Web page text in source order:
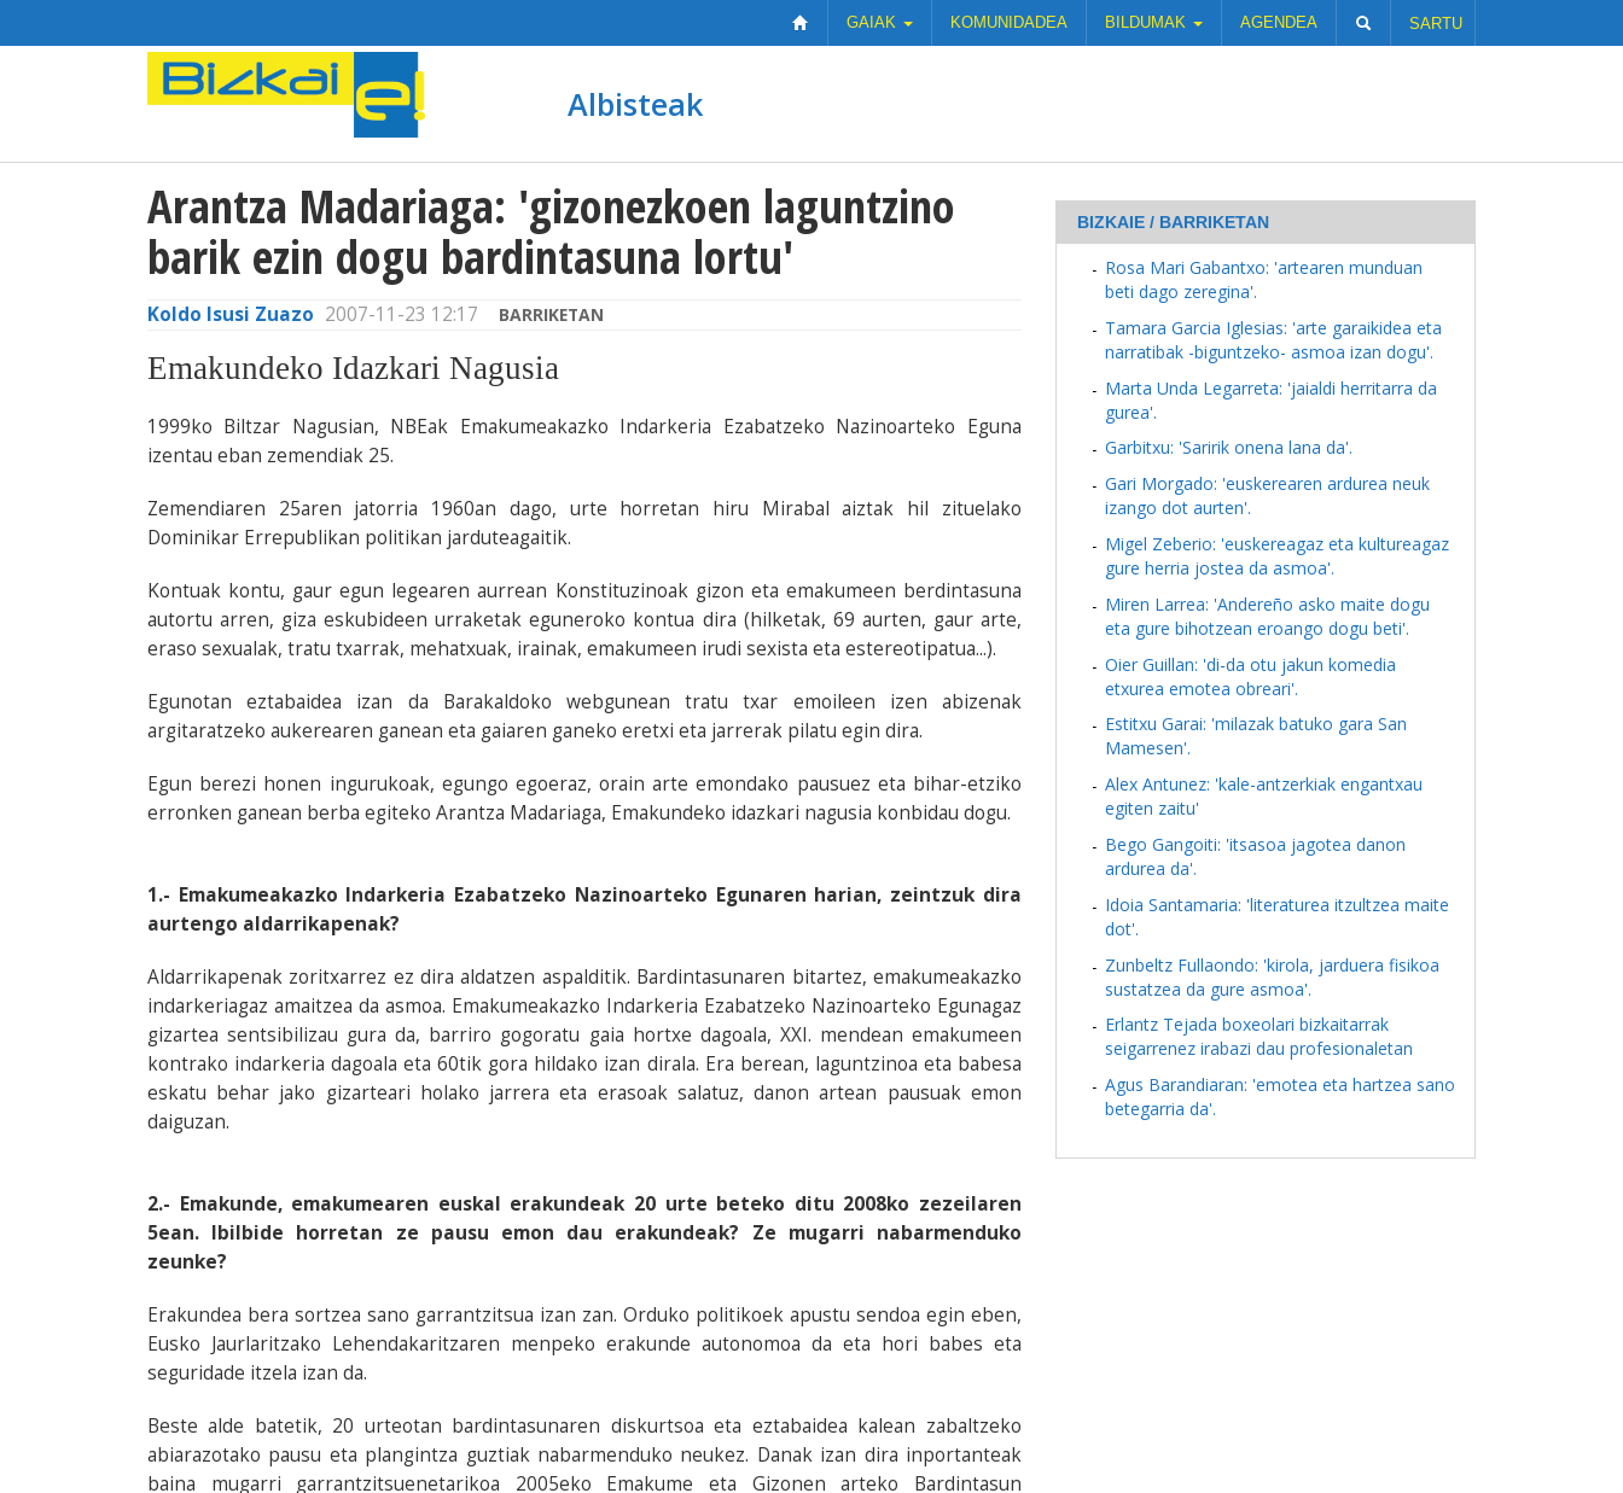
GAIAK KOMUNIDADEA BILDUMAK AGENDEA SARTU
Albisteak
Arantza Madariaga: 'gizonezkoen laguntzino
barik ezin dogu bardintasuna lortu'
Koldo Isusi Zuazo 2007-11-23 12:17 BARRIKETAN
Emakundeko Idazkari Nagusia
1999ko Biltzar Nagusian, NBEak Emakumeakazko Indarkeria Ezabatzeko Nazinoarteko Eguna
izentau eban zemendiak 25.
Zemendiaren 25aren jatorria 1960an dago, urte horretan hiru Mirabal aiztak hil zituelako
Dominikar Errepublikan politikan jarduteagaitik.
Kontuak kontu, gaur egun legearen aurrean Konstituzinoak gizon eta emakumeen berdintasuna
autortu arren, giza eskubideen urraketak eguneroko kontua dira (hilketak, 69 aurten, gaur arte,
eraso sexualak, tratu txarrak, mehatxuak, irainak, emakumeen irudi sexista eta estereotipatua...).
Egunotan eztabaidea izan da Barakaldoko webgunean tratu txar emoileen izen abizenak
argitaratzeko aukerearen ganean eta gaiaren ganeko eretxi eta jarrerak pilatu egin dira.
Egun berezi honen ingurukoak, egungo egoeraz, orain arte emondako pausuez eta bihar-etziko
erronken ganean berba egiteko Arantza Madariaga, Emakundeko idazkari nagusia konbidau dogu.
1.- Emakumeakazko Indarkeria Ezabatzeko Nazinoarteko Egunaren harian, zeintzuk dira
aurtengo aldarrikapenak?
Aldarrikapenak zoritxarrez ez dira aldatzen aspalditik. Bardintasunaren bitartez, emakumeakazko
indarkeriagaz amaitzea da asmoa. Emakumeakazko Indarkeria Ezabatzeko Nazinoarteko Egunagaz
gizartea sentsibilizau gura da, barriro gogoratu gaia hortxe dagoala, XXI. mendean emakumeen
kontrako indarkeria dagoala eta 60tik gora hildako izan dirala. Era berean, laguntzinoa eta babesa
eskatu behar jako gizarteari holako jarrera eta erasoak salatuz, danon artean pausuak emon
daiguzan.
2.- Emakunde, emakumearen euskal erakundeak 20 urte beteko ditu 2008ko zezeilaren
5ean. Ibilbide horretan ze pausu emon dau erakundeak? Ze mugarri nabarmenduko
zeunke?
Erakundea bera sortzea sano garrantzitsua izan zan. Orduko politikoek apustu sendoa egin eben,
Eusko Jaurlaritzako Lehendakaritzaren menpeko erakunde autonomoa da eta hori babes eta
seguridade itzela izan da.
Beste alde batetik, 20 urteotan bardintasunaren diskurtsoa eta eztabaidea kalean zabaltzeko
abiarazotako pausu eta plangintza guztiak nabarmenduko neukez. Danak izan dira inportanteak
baina mugarri garrantzitsuenetarikoa 2005eko Emakume eta Gizonen arteko Bardintasun
BIZKAIE / BARRIKETAN
Rosa Mari Gabantxo: 'artearen munduan
beti dago zeregina'.
Tamara Garcia Iglesias: 'arte garaikidea eta
narratibak -biguntzeko- asmoa izan dogu'.
Marta Unda Legarreta: 'jaialdi herritarra da
gurea'.
Garbitxu: 'Saririk onena lana da'.
Gari Morgado: 'euskerearen ardurea neuk
izango dot aurten'.
Migel Zeberio: 'euskereagaz eta kultureagaz
gure herria jostea da asmoa'.
Miren Larrea: 'Andereño asko maite dogu
eta gure bihotzean eroango dogu beti'.
Oier Guillan: 'di-da otu jakun komedia
etxurea emotea obreari'.
Estitxu Garai: 'milazak batuko gara San
Mamesen'.
Alex Antunez: 'kale-antzerkiak engantxau
egiten zaitu'
Bego Gangoiti: 'itsasoa jagotea danon
ardurea da'.
Idoia Santamaria: 'literaturea itzultzea maite
dot'.
Zunbeltz Fullaondo: 'kirola, jarduera fisikoa
sustatzea da gure asmoa'.
Erlantz Tejada boxeolari bizkaitarrak
seigarrenez irabazi dau profesionaletan
Agus Barandiaran: 'emotea eta hartzea sano
betegarria da'.